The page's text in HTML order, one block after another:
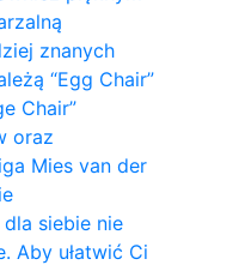
znanych
“Egg Chair”
Chair”
oraz
Mies van der
siebie nie
Aby ułatwić Ci